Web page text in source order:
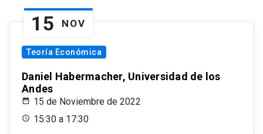
15 NOV
Teoría Económica
Daniel Habermacher, Universidad de los
Andes
15 de Noviembre de 2022
15:30 a 17:30